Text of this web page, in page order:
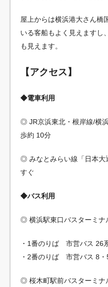
屋上からは横浜港大さん橋
いる客船もよく見えますし
も見えます。
【アクセス】
◆電車利用
◎ JR京浜東北・根岸線/横
歩約 10分
◎ みなとみらい線「日本大
すぐ
◆バス利用
◎ 横浜駅東口バスターミナ
・1番のりば 市営バス 26
・2番のりば 市営バス 8・
◎ 桜木町駅前バスターミナ